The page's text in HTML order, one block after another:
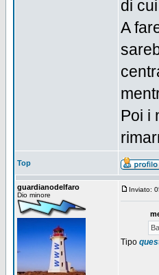
di
A
Poi i
Top
guardianodelfaro
Dio minore
Inviato:
Tipo